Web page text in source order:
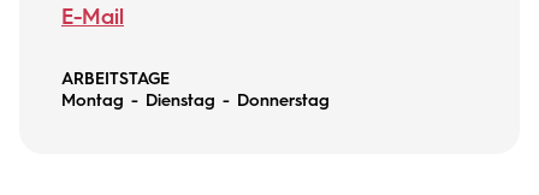
E-Mail
ARBEITSTAGE
Montag - Dienstag - Donnerstag